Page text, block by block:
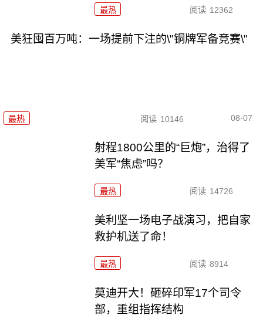
最热 阅读 12362
美狂囤百万吨：一场提前下注的\"铜牌军备竞赛\"
最热 阅读 10146 08-07
射程1800公里的“巨炮”，治得了
美军“焦虑”吗？
最热 阅读 14726
美利坚一场电子战演习，把自家
救护机送了命！
最热 阅读 8914
莫迪开大！砸碎印军17个司令
部，重组指挥结构